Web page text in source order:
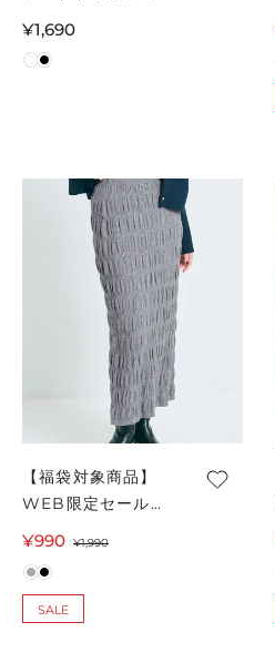
ィース メール便可
通
常
¥1,690
【福袋対象商品】
WEB限定セール
スカート レディース
メール便不可
¥990 セ
ル
価
通
価
格
¥1,990
SALE